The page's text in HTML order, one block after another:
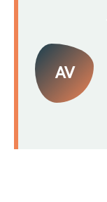
AV